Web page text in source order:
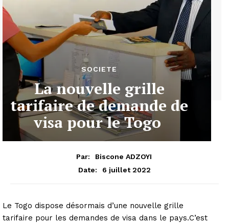
SOCIETE
La nouvelle grille
tarifaire de demande de
visa pour le Togo
Par:
Biscone ADZOYI
Date:
6 juillet 2022
Le Togo dispose désormais d’une nouvelle grille
tarifaire pour les demandes de visa dans le pays.C’est